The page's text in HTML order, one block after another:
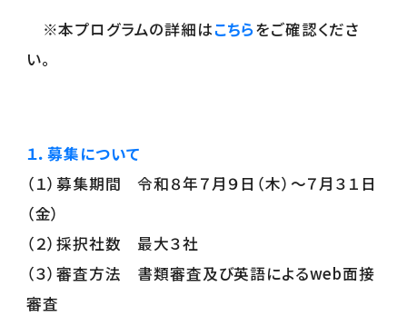
※本プログラムの詳細はこちらをご確認くださ
い。
１．募集について
（１）募集期間 令和８年７月９日（木）～７月３１日
（金）
（２）採択社数 最大３社
（３）審査方法 書類審査及び英語によるweb面接
審査